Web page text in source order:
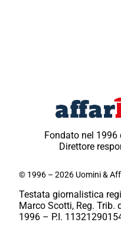
Fondato nel
Direttore
© 1996 – 2026 Uomini &
Testata giornalistica
Marco Scotti, Reg. Trib.
1996 – P.I.